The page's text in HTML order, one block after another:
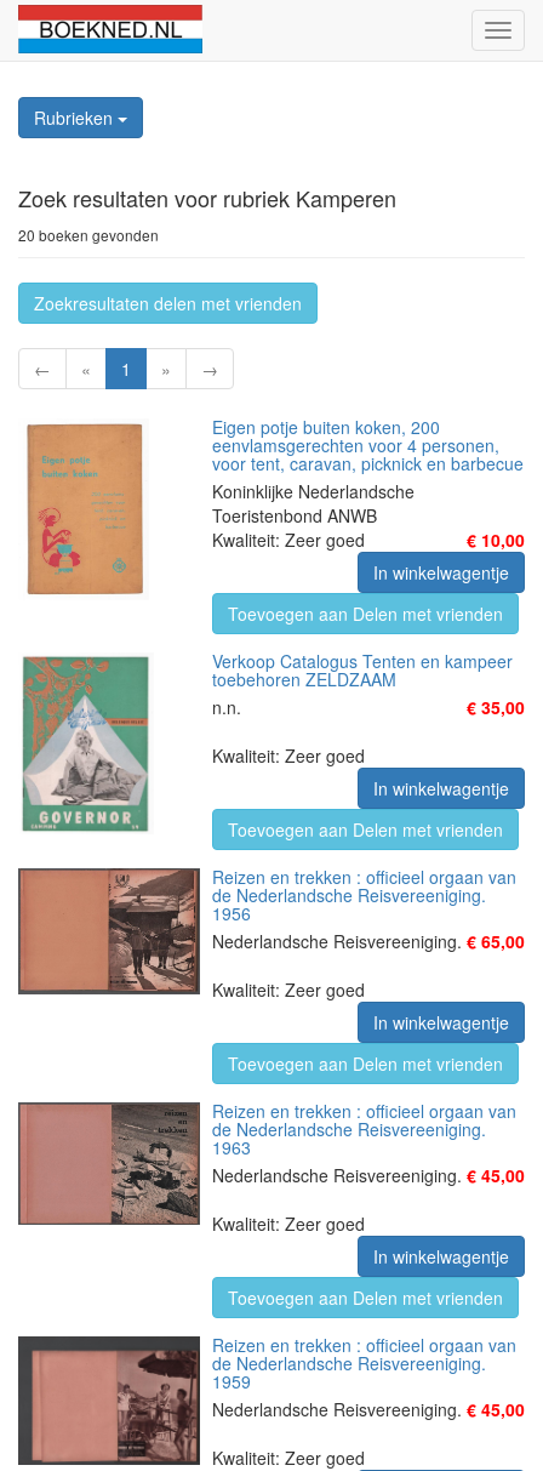
Rubrieken
Zoek resultaten voor rubriek Kamperen
20 boeken gevonden
Zoekresultaten delen met vrienden
← « 1 » →
Eigen potje buiten koken, 200
eenvlamsgerechten voor 4 personen,
voor tent, caravan, picknick en barbecue
Koninklijke Nederlandsche
Toeristenbond ANWB
€ 10,00
Kwaliteit: Zeer goed
In winkelwagentje
Toevoegen aan Delen met vrienden
Verkoop Catalogus Tenten en kampeer
toebehoren ZELDZAAM
n.n.
€ 35,00
Kwaliteit: Zeer goed
In winkelwagentje
Toevoegen aan Delen met vrienden
Reizen en trekken : officieel orgaan van
de Nederlandsche Reisvereeniging.
1956
Nederlandsche Reisvereeniging. € 65,00
Kwaliteit: Zeer goed
In winkelwagentje
Toevoegen aan Delen met vrienden
Reizen en trekken : officieel orgaan van
de Nederlandsche Reisvereeniging.
1963
Nederlandsche Reisvereeniging. € 45,00
Kwaliteit: Zeer goed
In winkelwagentje
Toevoegen aan Delen met vrienden
Reizen en trekken : officieel orgaan van
de Nederlandsche Reisvereeniging.
1959
Nederlandsche Reisvereeniging. € 45,00
Kwaliteit: Zeer goed